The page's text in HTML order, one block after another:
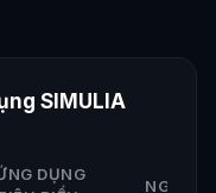
SIMULIA
DỤNG
NGÀNH